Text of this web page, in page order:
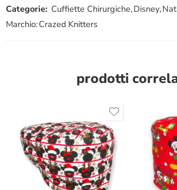
Categorie: Cuffiette Chirurgiche,Disney,
Marchio:Crazed Knitters
prodotti